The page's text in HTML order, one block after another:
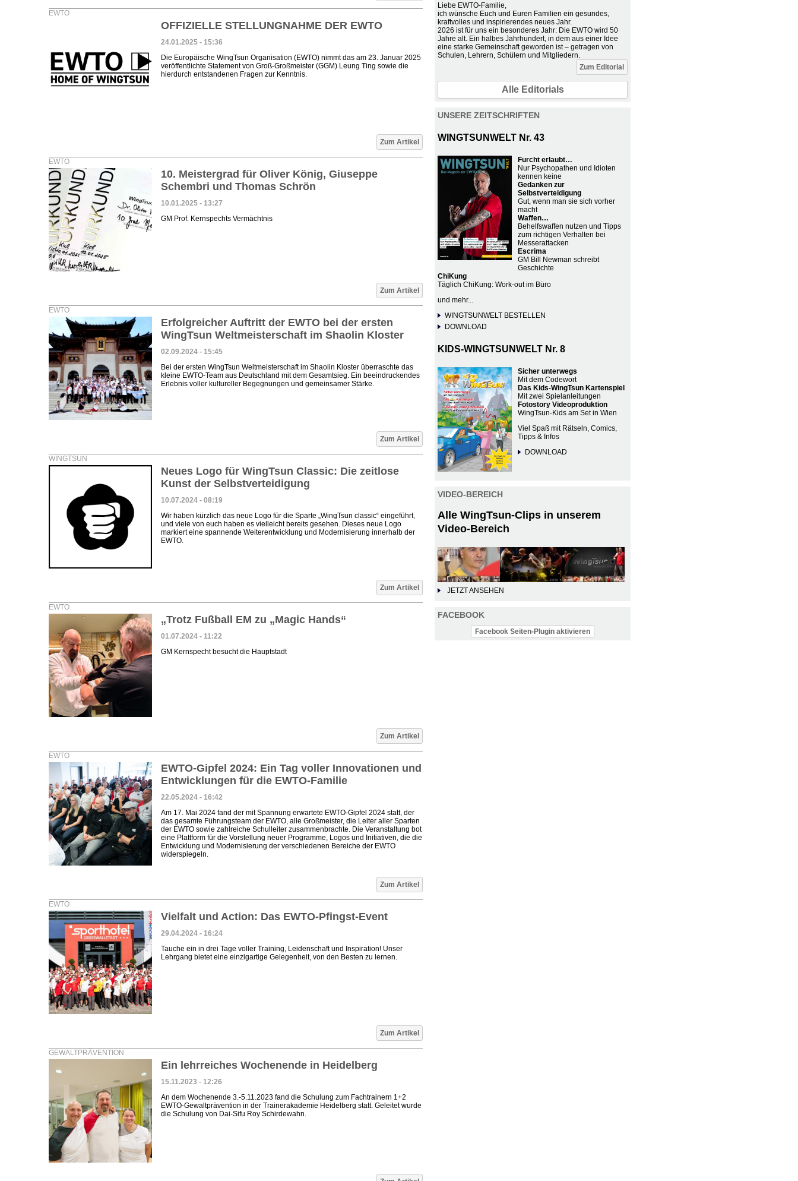
EWTO
OFFIZIELLE STELLUNGNAHME DER EWTO
24.01.2025 - 15:36
Die Europäische WingTsun Organisation (EWTO) nimmt das am 23. Januar 2025
veröffentlichte Statement von Groß-Großmeister (GGM) Leung Ting sowie die
hierdurch entstandenen Fragen zur Kenntnis.
Zum Artikel
EWTO
10. Meistergrad für Oliver König, Giuseppe
Schembri und Thomas Schrön
10.01.2025 - 13:27
GM Prof. Kernspechts Vermächtnis
Zum Artikel
EWTO
Erfolgreicher Auftritt der EWTO bei der ersten
WingTsun Weltmeisterschaft im Shaolin Kloster
02.09.2024 - 15:45
Bei der ersten WingTsun Weltmeisterschaft im Shaolin Kloster überraschte das
kleine EWTO-Team aus Deutschland mit dem Gesamtsieg. Ein beeindruckendes
Erlebnis voller kultureller Begegnungen und gemeinsamer Stärke.
Zum Artikel
WINGTSUN
Neues Logo für WingTsun Classic: Die zeitlose
Kunst der Selbstverteidigung
10.07.2024 - 08:19
Wir haben kürzlich das neue Logo für die Sparte „WingTsun classic“ eingeführt,
und viele von euch haben es vielleicht bereits gesehen. Dieses neue Logo
markiert eine spannende Weiterentwicklung und Modernisierung innerhalb der
EWTO.
Zum Artikel
EWTO
„Trotz Fußball EM zu „Magic Hands“
01.07.2024 - 11:22
GM Kernspecht besucht die Hauptstadt
Zum Artikel
EWTO
EWTO-Gipfel 2024: Ein Tag voller Innovationen und
Entwicklungen für die EWTO-Familie
22.05.2024 - 16:42
Am 17. Mai 2024 fand der mit Spannung erwartete EWTO-Gipfel 2024 statt, der
das gesamte Führungsteam der EWTO, alle Großmeister, die Leiter aller Sparten
der EWTO sowie zahlreiche Schulleiter zusammenbrachte. Die Veranstaltung bot
eine Plattform für die Vorstellung neuer Programme, Logos und Initiativen, die die
Entwicklung und Modernisierung der verschiedenen Bereiche der EWTO
widerspiegeln.
Zum Artikel
EWTO
Vielfalt und Action: Das EWTO-Pfingst-Event
29.04.2024 - 16:24
Tauche ein in drei Tage voller Training, Leidenschaft und Inspiration! Unser
Lehrgang bietet eine einzigartige Gelegenheit, von den Besten zu lernen.
Zum Artikel
GEWALTPRÄVENTION
Ein lehrreiches Wochenende in Heidelberg
15.11.2023 - 12:26
An dem Wochenende 3.-5.11.2023 fand die Schulung zum Fachtrainern 1+2
EWTO-Gewaltprävention in der Trainerakademie Heidelberg statt. Geleitet wurde
die Schulung von Dai-Sifu Roy Schirdewahn.
Liebe EWTO-Familie,
ich wünsche Euch und Euren Familien ein gesundes,
kraftvolles und inspirierendes neues Jahr.
2026 ist für uns ein besonderes Jahr: Die EWTO wird 50
Jahre alt. Ein halbes Jahrhundert, in dem aus einer Idee
eine starke Gemeinschaft geworden ist – getragen von
Schulen, Lehrern, Schülern und Mitgliedern.
Zum Editorial
Alle Editorials
UNSERE ZEITSCHRIFTEN
WINGTSUNWELT Nr. 43
Furcht erlaubt…
Nur Psychopathen und Idioten
kennen keine
Gedanken zur
Selbstverteidigung
Gut, wenn man sie sich vorher
macht
Waffen…
Behelfswaffen nutzen und Tipps
zum richtigen Verhalten bei
Messerattacken
Escrima
GM Bill Newman schreibt
Geschichte
ChiKung
Täglich ChiKung: Work-out im Büro
und mehr...
WINGTSUNWELT BESTELLEN
DOWNLOAD
KIDS-WINGTSUNWELT Nr. 8
Sicher unterwegs
Mit dem Codewort
Das Kids-WingTsun Kartenspiel
Mit zwei Spielanleitungen
Fotostory Videoproduktion
WingTsun-Kids am Set in Wien
Viel Spaß mit Rätseln, Comics,
Tipps & Infos
DOWNLOAD
VIDEO-BEREICH
Alle WingTsun-Clips in unserem
Video-Bereich
JETZT ANSEHEN
FACEBOOK
Facebook Seiten-Plugin aktivieren